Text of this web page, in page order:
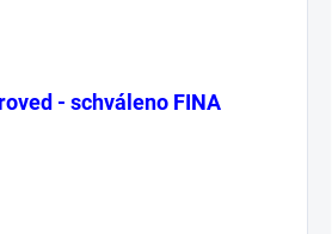
- schváleno FINA